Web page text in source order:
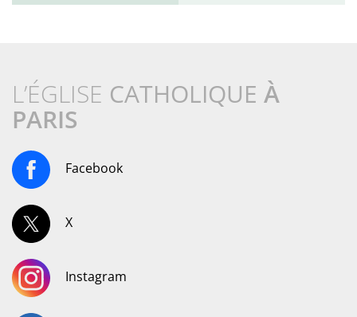
L’ÉGLISE CATHOLIQUE À
PARIS
Facebook
X
Instagram